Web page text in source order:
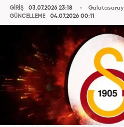
GİRİŞ
03.07.2026 23:18
GÜNCELLEME
04.07.2026 00:11
Galatasaray